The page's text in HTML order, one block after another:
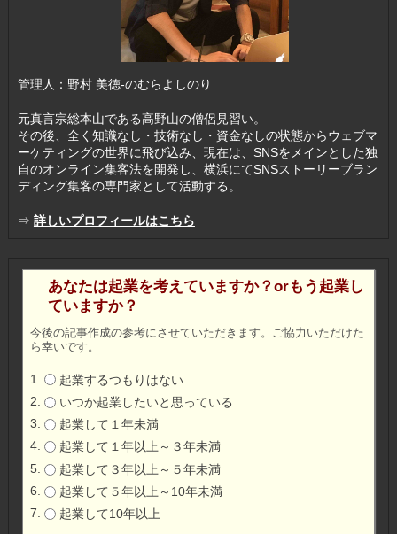
管理人：野村 美徳-のむらよしのり
元真言宗総本山である高野山の僧侶見習い。
その後、全く知識なし・技術なし・資金なしの状態からウェブマ
ーケティングの世界に飛び込み、現在は、SNSをメインとした独
自のオンライン集客法を開発し、横浜にてSNSストーリーブラン
ディング集客の専門家として活動する。
⇒ 詳しいプロフィールはこちら
あなたは起業を考えていますか？orもう起業し
ていますか？
今後の記事作成の参考にさせていただきます。ご協力いただけた
ら幸いです。
起業するつもりはない
いつか起業したいと思っている
起業して１年未満
起業して１年以上～３年未満
起業して３年以上～５年未満
起業して５年以上～10年未満
起業して10年以上